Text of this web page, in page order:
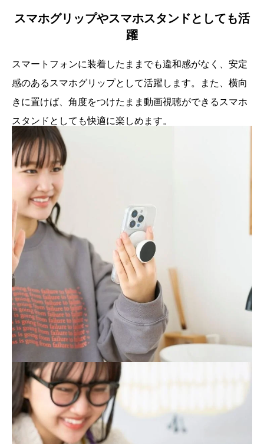
スマホグリップやスマホスタンドとしても活
躍
スマートフォンに装着したままでも違和感がなく、安定
感のあるスマホグリップとして活躍します。また、横向
きに置けば、角度をつけたまま動画視聴ができるスマホ
スタンドとしても快適に楽しめます。